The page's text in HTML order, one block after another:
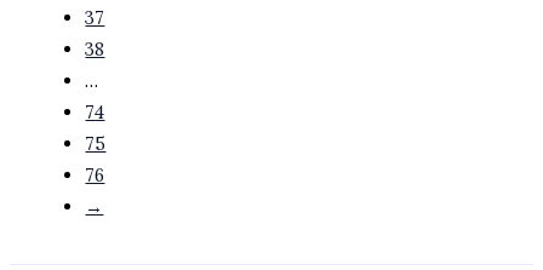
37
38
…
74
75
76
→